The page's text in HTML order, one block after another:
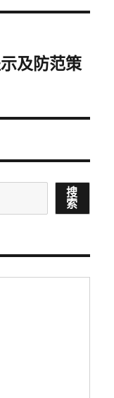
及防范策
搜
索